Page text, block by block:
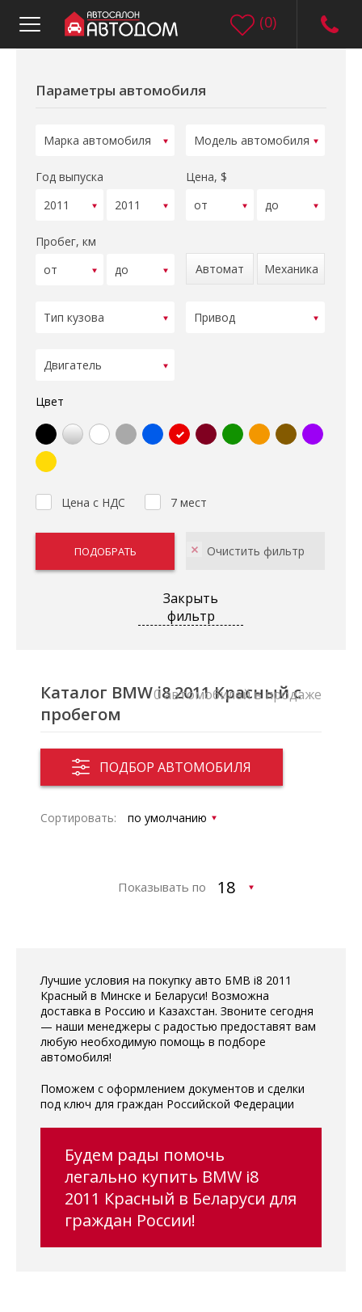
(0)
Параметры автомобиля
Год выпуска Цена, $
Пробег, км
Автомат
Механика
Цвет
Цена с НДС 7 мест
Закрыть
фильтр
Каталог BMW i8 2011 Красный с
пробегом
ПОДБОР АВТОМОБИЛЯ
0 автомобилей в продаже
Сортировать:
Показывать по
Лучшие условия на покупку авто БМВ i8 2011
Красный в Минске и Беларуси! Возможна
доставка в Россию и Казахстан. Звоните сегодня
— наши менеджеры с радостью предоставят вам
любую необходимую помощь в подборе
автомобиля!
Поможем с оформлением документов и сделки
под ключ для граждан Российской Федерации
Будем рады помочь
легально купить BMW i8
2011 Красный в Беларуси для
граждан России!